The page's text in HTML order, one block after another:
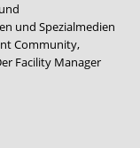
und Spezialmedien
Community,
Facility Manager